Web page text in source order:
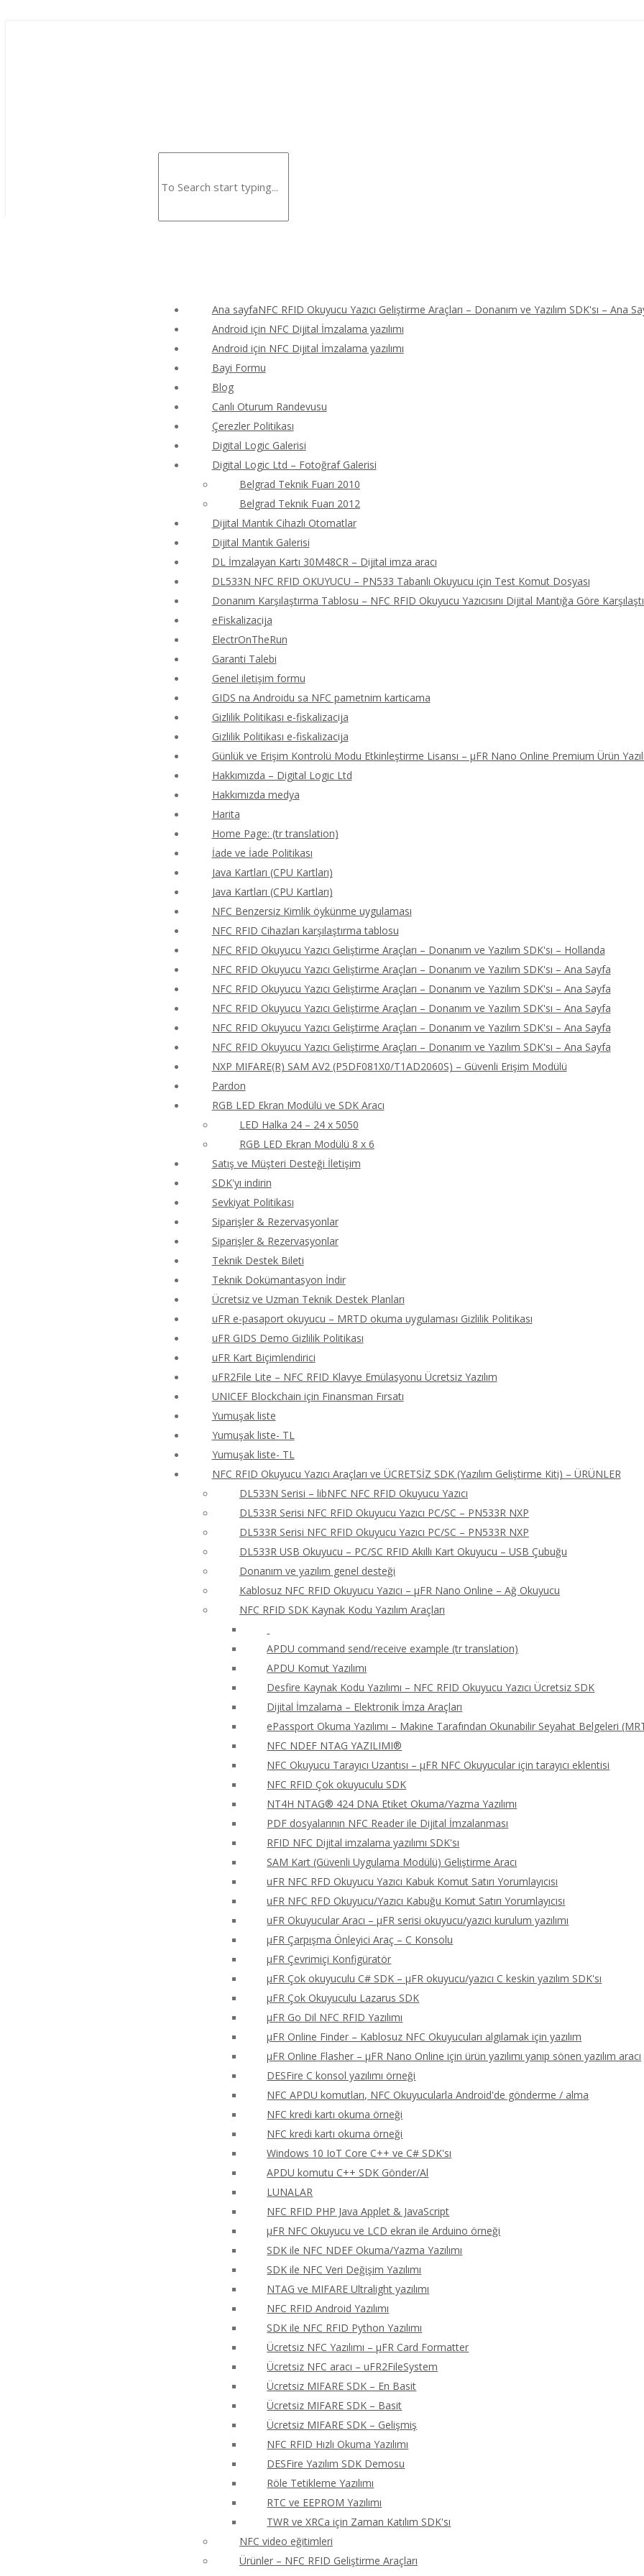
Ana sayfaNFC RFID Okuyucu Yazıcı Geliştirme Araçları – Donanım ve Yazılım SDK'sı – Ana
Android için NFC Dijital İmzalama yazılımı
Android için NFC Dijital İmzalama yazılımı
Bayi Formu
Blog
Canlı Oturum Randevusu
Çerezler Politikası
Digital Logic Galerisi
Digital Logic Ltd – Fotoğraf Galerisi
Belgrad Teknik Fuarı 2010
Belgrad Teknik Fuarı 2012
Dijital Mantık Cihazlı Otomatlar
Dijital Mantık Galerisi
DL İmzalayan Kartı 30M48CR – Dijital imza aracı
DL533N NFC RFID OKUYUCU – PN533 Tabanlı Okuyucu için Test Komut Dosyası
Donanım Karşılaştırma Tablosu – NFC RFID Okuyucu Yazıcısını Dijital Mantığa Göre
eFiskalizacija
ElectrOnTheRun
Garanti Talebi
Genel iletişim formu
GIDS na Androidu sa NFC pametnim karticama
Gizlilik Politikası e-fiskalizacija
Gizlilik Politikası e-fiskalizacija
Günlük ve Erişim Kontrolü Modu Etkinleştirme Lisansı – μFR Nano Online Premium Ürün
Hakkımızda – Digital Logic Ltd
Hakkımızda medya
Harita
Home Page: (tr translation)
İade ve İade Politikası
Java Kartları (CPU Kartları)
Java Kartları (CPU Kartları)
NFC Benzersiz Kimlik öykünme uygulaması
NFC RFID Cihazları karşılaştırma tablosu
NFC RFID Okuyucu Yazıcı Geliştirme Araçları – Donanım ve Yazılım SDK'sı – Hollanda
NFC RFID Okuyucu Yazıcı Geliştirme Araçları – Donanım ve Yazılım SDK'sı – Ana Sayfa
NFC RFID Okuyucu Yazıcı Geliştirme Araçları – Donanım ve Yazılım SDK'sı – Ana Sayfa
NFC RFID Okuyucu Yazıcı Geliştirme Araçları – Donanım ve Yazılım SDK'sı – Ana Sayfa
NFC RFID Okuyucu Yazıcı Geliştirme Araçları – Donanım ve Yazılım SDK'sı – Ana Sayfa
NFC RFID Okuyucu Yazıcı Geliştirme Araçları – Donanım ve Yazılım SDK'sı – Ana Sayfa
NXP MIFARE(R) SAM AV2 (P5DF081X0/T1AD2060S) – Güvenli Erişim Modülü
Pardon
RGB LED Ekran Modülü ve SDK Aracı
LED Halka 24 – 24 x 5050
RGB LED Ekran Modülü 8 x 6
Satış ve Müşteri Desteği İletişim
SDK'yı indirin
Sevkiyat Politikası
Siparişler & Rezervasyonlar
Siparişler & Rezervasyonlar
Teknik Destek Bileti
Teknik Dokümantasyon İndir
Ücretsiz ve Uzman Teknik Destek Planları
uFR e-pasaport okuyucu – MRTD okuma uygulaması Gizlilik Politikası
uFR GIDS Demo Gizlilik Politikası
uFR Kart Biçimlendirici
uFR2File Lite – NFC RFID Klavye Emülasyonu Ücretsiz Yazılım
UNICEF Blockchain için Finansman Fırsatı
Yumuşak liste
Yumuşak liste- TL
Yumuşak liste- TL
NFC RFID Okuyucu Yazıcı Araçları ve ÜCRETSİZ SDK (Yazılım Geliştirme Kiti) – ÜRÜNLER
DL533N Serisi – libNFC NFC RFID Okuyucu Yazıcı
DL533R Serisi NFC RFID Okuyucu Yazıcı PC/SC – PN533R NXP
DL533R Serisi NFC RFID Okuyucu Yazıcı PC/SC – PN533R NXP
DL533R USB Okuyucu – PC/SC RFID Akıllı Kart Okuyucu – USB Çubuğu
Donanım ve yazılım genel desteği
Kablosuz NFC RFID Okuyucu Yazıcı – μFR Nano Online – Ağ Okuyucu
NFC RFID SDK Kaynak Kodu Yazılım Araçları
APDU command send/receive example (tr translation)
APDU Komut Yazılımı
Desfire Kaynak Kodu Yazılımı – NFC RFID Okuyucu Yazıcı Ücretsiz SDK
Dijital İmzalama – Elektronik İmza Araçları
ePassport Okuma Yazılımı – Makine Tarafından Okunabilir Seyahat Belgeleri
NFC NDEF NTAG YAZILIMI®
NFC Okuyucu Tarayıcı Uzantısı – μFR NFC Okuyucular için tarayıcı eklentisi
NFC RFID Çok okuyuculu SDK
NT4H NTAG® 424 DNA Etiket Okuma/Yazma Yazılımı
PDF dosyalarının NFC Reader ile Dijital İmzalanması
RFID NFC Dijital imzalama yazılımı SDK'sı
SAM Kart (Güvenli Uygulama Modülü) Geliştirme Aracı
uFR NFC RFD Okuyucu Yazıcı Kabuk Komut Satırı Yorumlayıcısı
uFR NFC RFD Okuyucu/Yazıcı Kabuğu Komut Satırı Yorumlayıcısı
uFR Okuyucular Aracı – μFR serisi okuyucu/yazıcı kurulum yazılımı
μFR Çarpışma Önleyici Araç – C Konsolu
μFR Çevrimiçi Konfigüratör
μFR Çok okuyuculu C# SDK – μFR okuyucu/yazıcı C keskin yazılım SDK'sı
μFR Çok Okuyuculu Lazarus SDK
μFR Go Dil NFC RFID Yazılımı
μFR Online Finder – Kablosuz NFC Okuyucuları algılamak için yazılım
μFR Online Flasher – μFR Nano Online için ürün yazılımı yanıp sönen yazılım aracı
DESFire C konsol yazılımı örneği
NFC APDU komutları, NFC Okuyucularla Android'de gönderme / alma
NFC kredi kartı okuma örneği
NFC kredi kartı okuma örneği
Windows 10 IoT Core C++ ve C# SDK'sı
APDU komutu C++ SDK Gönder/Al
LUNALAR
NFC RFID PHP Java Applet & JavaScript
μFR NFC Okuyucu ve LCD ekran ile Arduino örneği
SDK ile NFC NDEF Okuma/Yazma Yazılımı
SDK ile NFC Veri Değişim Yazılımı
NTAG ve MIFARE Ultralight yazılımı
NFC RFID Android Yazılımı
SDK ile NFC RFID Python Yazılımı
Ücretsiz NFC Yazılımı – μFR Card Formatter
Ücretsiz NFC aracı – uFR2FileSystem
Ücretsiz MIFARE SDK – En Basit
Ücretsiz MIFARE SDK – Basit
Ücretsiz MIFARE SDK – Gelişmiş
NFC RFID Hızlı Okuma Yazılımı
DESFire Yazılım SDK Demosu
Röle Tetikleme Yazılımı
RTC ve EEPROM Yazılımı
TWR ve XRCa için Zaman Katılım SDK'sı
NFC video eğitimleri
Ürünler – NFC RFID Geliştirme Araçları